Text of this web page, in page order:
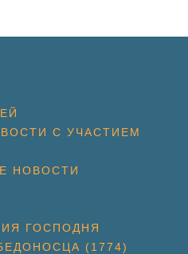
С УЧАСТИЕМ
НОВОСТИ
ГОСПОДНЯ
(1774)